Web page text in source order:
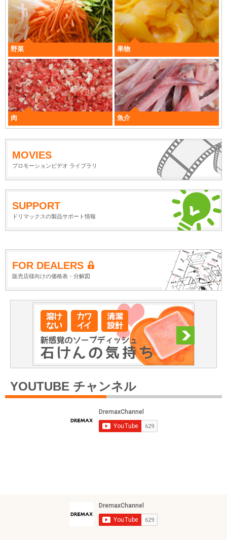
野菜 果物
肉 魚介
MOVIES
プロモーションビデオ ライブラリ
SUPPORT
ドリマックスの製品サポート情報
FOR DEALERS
販売店様向けの価格表・分解図
YOUTUBE チャンネル